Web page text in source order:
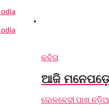
କବିତା
ଆଜି ମନେପଡ଼େ
ଦୋଳବେଦୀ ପାଖ